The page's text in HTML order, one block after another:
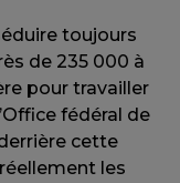
toujours
de 235 000 à
pour travailler
fédéral de
cette
les